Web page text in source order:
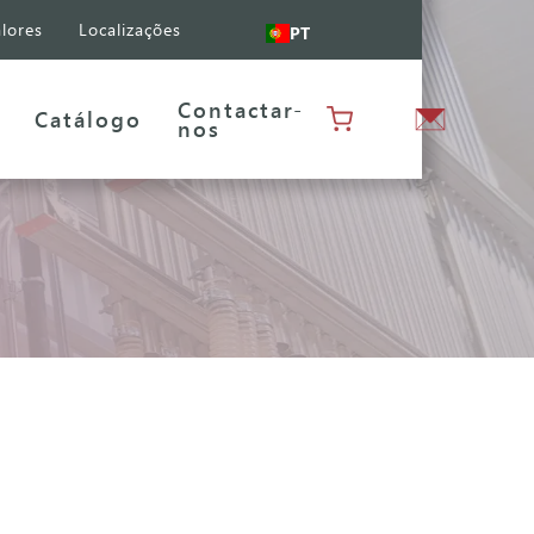
Localizações PT
Catálogo Contactar-
nos